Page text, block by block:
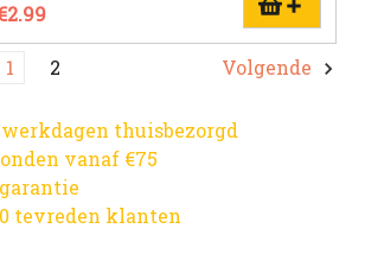
1 2 Volgende
thuisbezorgd
vanaf €75
tevreden klanten